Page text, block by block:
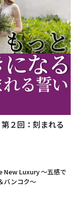
２回：刻まれる
Luxury ～五感で
バンコク～